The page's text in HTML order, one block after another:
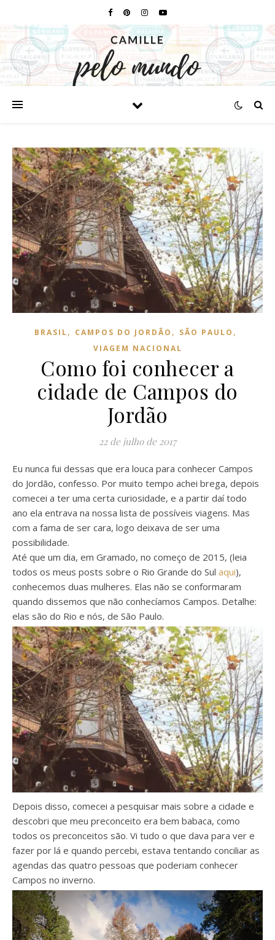
BRASIL, CAMPOS DO JORDÃO , SÃO PAULO ,
VIAGEM NACIONAL
Como foi conhecer a
cidade de Campos do
Jordão
22 de julho de 2017
Eu nunca fui dessas que era louca para conhecer Campos
do Jordão, confesso. Por muito tempo achei brega, depois
comecei a ter uma certa curiosidade, e a partir daí todo
ano ela entrava na nossa lista de possíveis viagens. Mas
com a fama de ser cara, logo deixava de ser uma
possibilidade.
Até que um dia, em Gramado, no começo de 2015, (leia
todos os meus posts sobre o Rio Grande do Sul aqui),
conhecemos duas mulheres. Elas não se conformaram
quando dissemos que não conhecíamos Campos. Detalhe:
elas são do Rio e nós, de São Paulo.
Depois disso, comecei a pesquisar mais sobre a cidade e
descobri que meu preconceito era bem babaca, como
todos os preconceitos são. Vi tudo o que dava para ver e
fazer por lá e quando percebi, estava tentando conciliar as
agendas das quatro pessoas que poderiam conhecer
Campos no inverno.